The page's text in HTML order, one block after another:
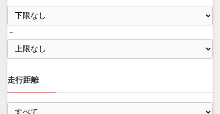
～
走行距離